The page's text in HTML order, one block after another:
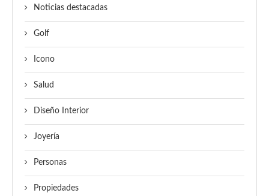
Noticias destacadas
Golf
Icono
Salud
Diseño Interior
Joyería
Personas
Propiedades